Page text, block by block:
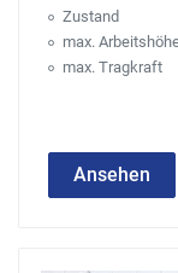
Zustand
max.
max. Tragkraft
Ansehen